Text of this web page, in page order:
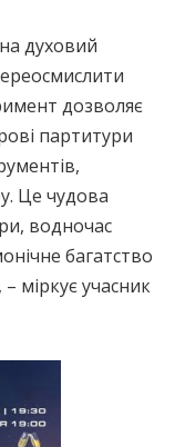
духовий
дозволяє
партитури
Це чудова
водночас
багатство
міркує учасник